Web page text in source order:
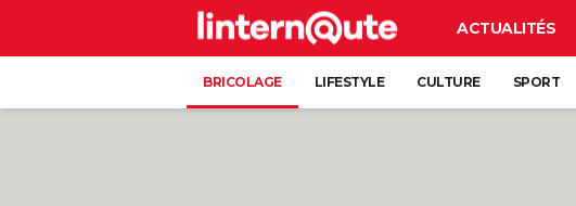
ACTUALITÉS
BRICOLAGE LIFESTYLE CULTURE SPORT